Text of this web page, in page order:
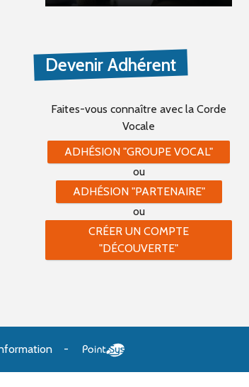
Devenir Adhérent
Faites-vous connaître avec la Corde
Vocale
ADHÉSION "GROUPE VOCAL"
ou
ADHÉSION "PARTENAIRE"
ou
CRÉER UN COMPTE
"DÉCOUVERTE"